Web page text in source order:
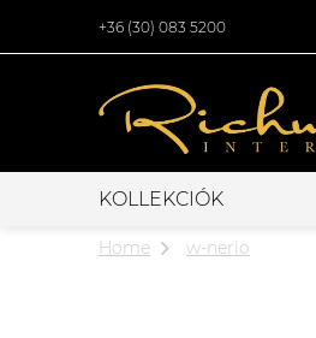
+36 (30) 083 5200
KOLLEKCIÓK
Home w-nerio